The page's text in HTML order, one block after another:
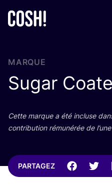
MARQUE
Sugar
Cette marque a été incluse
contri­bu­tion rému­né­rée de
PARTAGEZ